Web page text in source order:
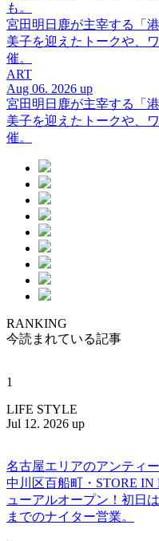
も。
宮田明日鹿が主宰する「
美子を迎えたトークや、
催。
ART
Aug 06. 2026 up
宮田明日鹿が主宰する「
美子を迎えたトークや、
催。
RANKING
今読まれている記事
1
LIFE STYLE
Jul 12. 2026 up
名古屋エリアのアンティ
中川区百船町・STORE IN
ューアルオープン！初日
までのナイター営業。